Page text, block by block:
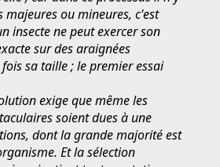
majeures ou mineures, c'est
insecte ne peut exercer son
sur des araignées
sa taille ; le premier essai
exige que même les
soient dues à une
dont la grande majorité est
Et la sélection